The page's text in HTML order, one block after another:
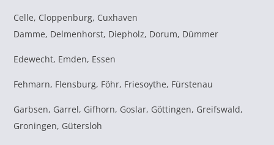
Celle, Cloppenburg, Cuxhaven
Damme, Delmenhorst, Diepholz, Dorum, Dümmer
Edewecht, Emden, Essen
Fehmarn, Flensburg, Föhr, Friesoythe, Fürstenau
Garbsen, Garrel, Gifhorn, Goslar, Göttingen, Greifswald,
Groningen, Gütersloh